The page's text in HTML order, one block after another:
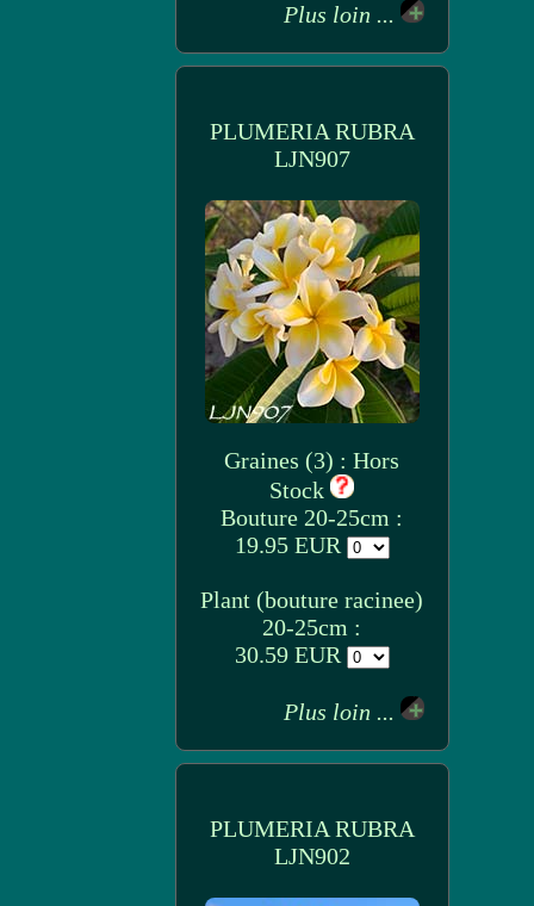
Plus loin ...
PLUMERIA RUBRA
LJN907
Graines (3) : Hors
Stock
Bouture 20-25cm :
19.95 EUR
Plant (bouture racinee)
20-25cm :
30.59 EUR
Plus loin ...
PLUMERIA RUBRA
LJN902